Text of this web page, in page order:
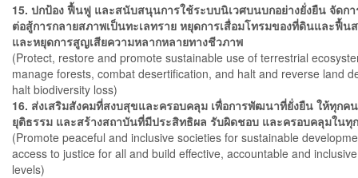
15. ปกป้อง ฟื้นฟู และสนับสนุนการใช้ระบบนิเวศบนบกอย่างยั่งยืน จัดกา
ต่อสู้การกลายสภาพเป็นทะเลทราย หยุดการเสื่อมโทรมของที่ดินและฟื้น
และหยุดการสูญเสียความหลากหลายทางชีวภาพ
(Protect, restore and promote sustainable use of terrestrial
manage forests, combat desertification, and halt and reverse land
halt biodiversity loss)
16. ส่งเสริมสังคมที่สงบสุขและครอบคลุม เพื่อการพัฒนาที่ยั่งยืน ให้ทุกค
ยุติธรรม และสร้างสถาบันที่มีประสิทธิผล รับผิดชอบ และครอบคลุมในทุ
(Promote peaceful and inclusive societies for sustainable
access to justice for all and build effective, accountable and
levels)